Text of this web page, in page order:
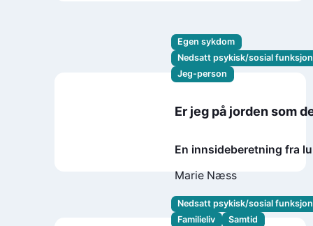
Egen sykdom
Nedsatt psykisk/sosial
Jeg-person
Er jeg på jorden som
En innsideberetning fra
Marie Næss
Nedsatt psykisk/sosial
Familieliv
Samtid